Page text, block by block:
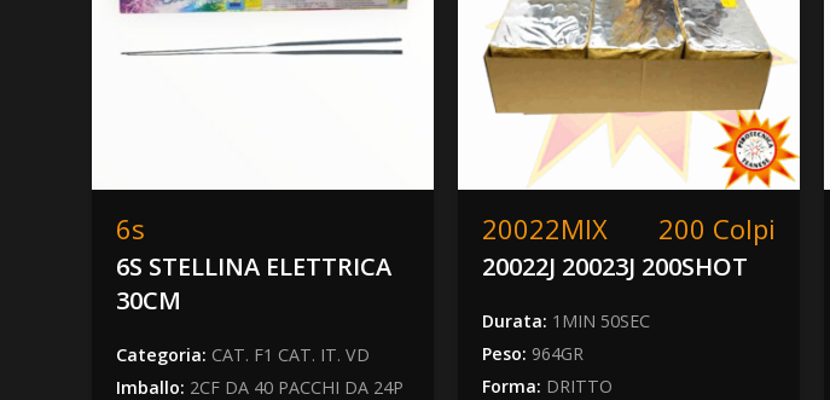
6s
6S STELLINA ELETTRICA
30CM
Categoria: CAT. F1 CAT. IT. VD
Imballo: 2CF DA 40 PACCHI DA 24P
20022MIX 200 Colpi
20022J 20023J 200SHOT
Durata: 1MIN 50SEC
Peso: 964GR
Forma: DRITTO